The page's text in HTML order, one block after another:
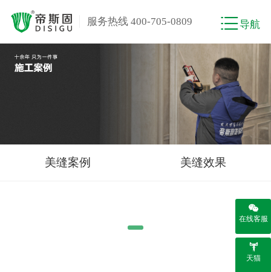
服务热线 400-705-0809 导航
美缝案例 美缝效果
在线客服
天猫